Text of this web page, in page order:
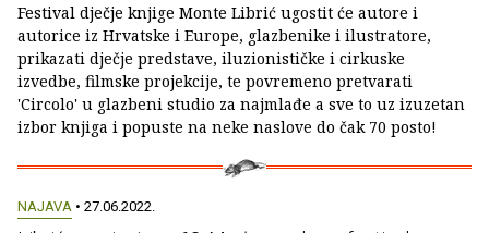
Festival dječje knjige Monte Librić ugostit će autore i
autorice iz Hrvatske i Europe, glazbenike i ilustratore,
prikazati dječje predstave, iluzionističke i cirkuske
izvedbe, filmske projekcije, te povremeno pretvarati
'Circolo' u glazbeni studio za najmlađe a sve to uz izuzetan
izbor knjiga i popuste na neke naslove do čak 70 posto!
NAJAVA • 27.06.2022.